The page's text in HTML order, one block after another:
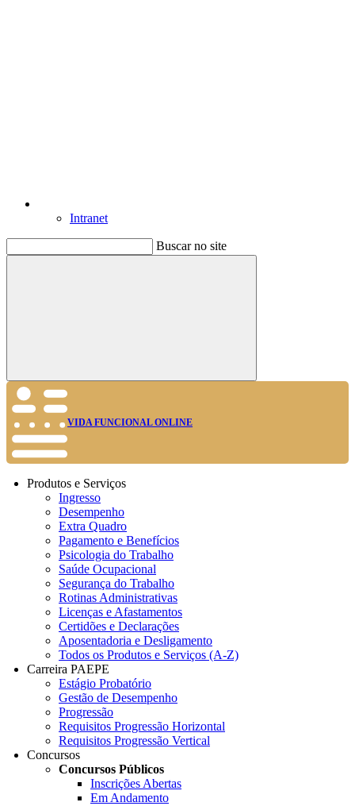
Intranet
Buscar no site
Buscar
VIDA FUNCIONAL ONLINE
Produtos e Serviços
Ingresso
Desempenho
Extra Quadro
Pagamento e Benefícios
Psicologia do Trabalho
Saúde Ocupacional
Segurança do Trabalho
Rotinas Administrativas
Licenças e Afastamentos
Certidões e Declarações
Aposentadoria e Desligamento
Todos os Produtos e Serviços (A-Z)
Carreira PAEPE
Estágio Probatório
Gestão de Desempenho
Progressão
Requisitos Progressão Horizontal
Requisitos Progressão Vertical
Concursos
Concursos Públicos
Inscrições Abertas
Em Andamento